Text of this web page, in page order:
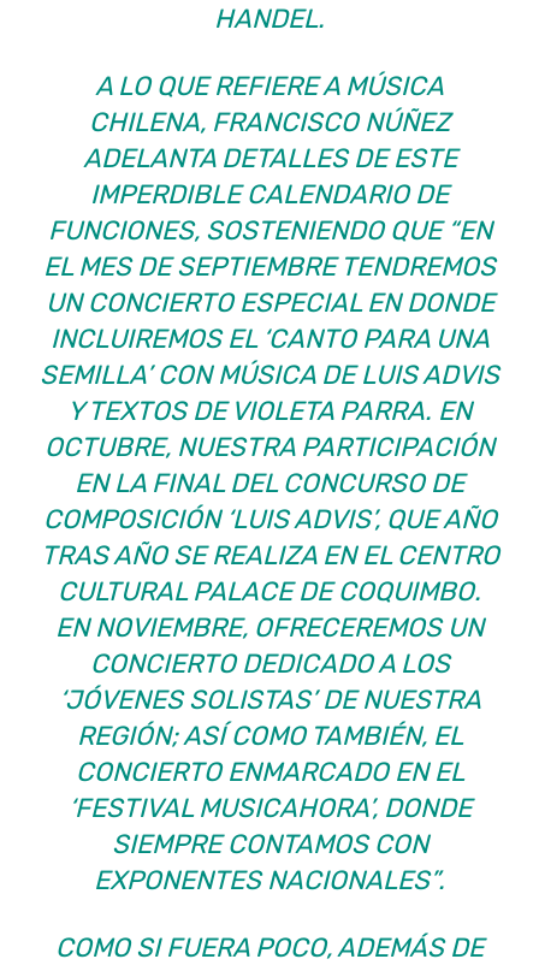
HANDEL.
A LO QUE REFIERE A MÚSICA
CHILENA, FRANCISCO NÚÑEZ
ADELANTA DETALLES DE ESTE
IMPERDIBLE CALENDARIO DE
FUNCIONES, SOSTENIENDO QUE “EN
EL MES DE SEPTIEMBRE TENDREMOS
UN CONCIERTO ESPECIAL EN DONDE
INCLUIREMOS EL ‘CANTO PARA UNA
SEMILLA’ CON MÚSICA DE LUIS ADVIS
Y TEXTOS DE VIOLETA PARRA. EN
OCTUBRE, NUESTRA PARTICIPACIÓN
EN LA FINAL DEL CONCURSO DE
COMPOSICIÓN ‘LUIS ADVIS’, QUE AÑO
TRAS AÑO SE REALIZA EN EL CENTRO
CULTURAL PALACE DE COQUIMBO.
EN NOVIEMBRE, OFRECEREMOS UN
CONCIERTO DEDICADO A LOS
‘JÓVENES SOLISTAS’ DE NUESTRA
REGIÓN; ASÍ COMO TAMBIÉN, EL
CONCIERTO ENMARCADO EN EL
‘FESTIVAL MUSICAHORA’, DONDE
SIEMPRE CONTAMOS CON
EXPONENTES NACIONALES”.
COMO SI FUERA POCO, ADEMÁS DE